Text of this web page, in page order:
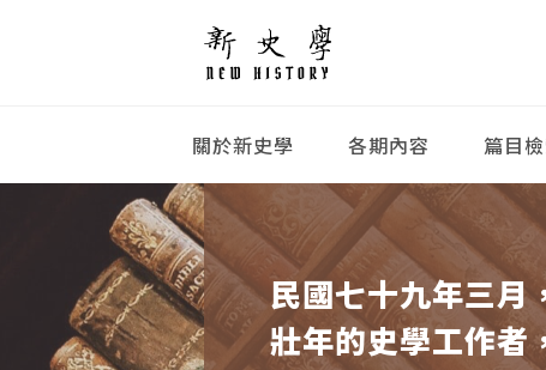
關於新史學 各期內容 篇目
民國七十九年三月
壯年的史學工作者